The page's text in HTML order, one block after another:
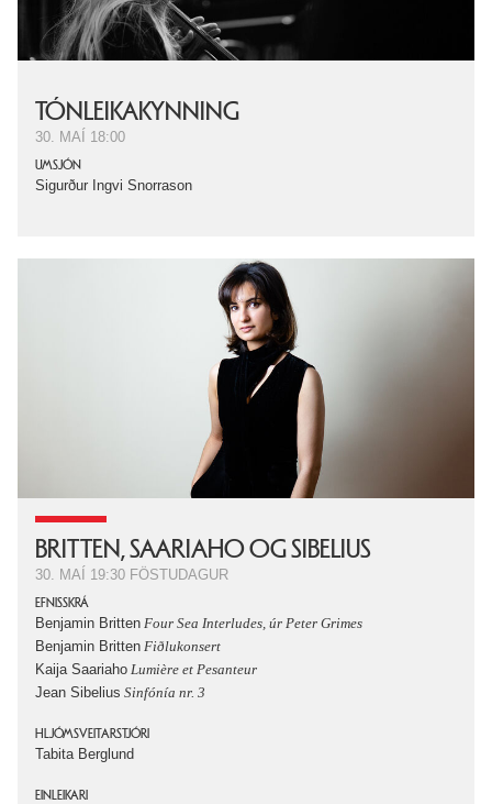
TÓNLEIKAKYNNING
30. MAÍ 18:00
UMSJÓN
Sigurður Ingvi Snorrason
BRITTEN, SAARIAHO OG SIBELIUS
30. MAÍ 19:30 FÖSTUDAGUR
EFNISSKRÁ
Benjamin Britten Four Sea Interludes, úr Peter Grimes
Benjamin Britten Fiðlukonsert
Kaija Saariaho Lumière et Pesanteur
Jean Sibelius Sinfónía nr. 3
HLJÓMSVEITARSTJÓRI
Tabita Berglund
EINLEIKARI